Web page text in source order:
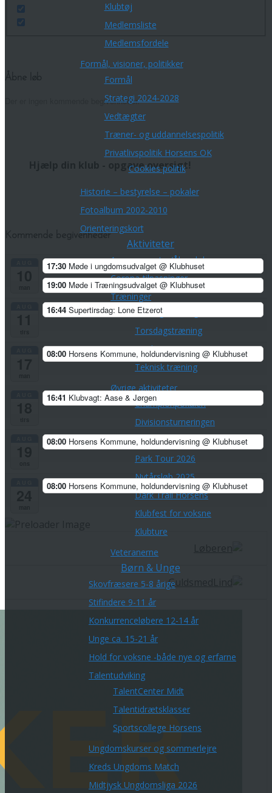
Klubtøj
Medlemsliste
Medlemsfordele
Formål, visioner, politikker
Formål
Strategi 2024-2028
Vedtægter
Træner- og uddannelsespolitik
Privatlivspolitik Horsens OK
Cookies politik
Historie – bestyrelse – pokaler
Fotoalbum 2002-2010
Orienteringskort
Aktiviteter
Arrangementer/Åbne løb
Corona-tilpasninger
Træninger
Tirsdagstræning
Torsdagstræning
Lørdagstræning
Teknisk træning
Øvrige aktiviteter
Championpokalen
Divisionsturneringen
Klubmesterskaber
Park Tour 2026
Nytårsløb 2025
Dark Trail Horsens
Klubfest for voksne
Klubture
Veteranerne
Børn & Unge
Skovfræsere 5-8 årige
Stifindere 9-11 år
Konkurrenceløbere 12-14 år
Unge ca. 15-21 år
Hold for voksne -både nye og erfarne
Talentudviking
TalentCenter Midt
Talentidrætsklasser
Sportscollege Horsens
Ungdomskurser og sommerlejre
Kreds Ungdoms Match
Midtjysk Ungdomsliga 2026
Der er ingen kommende begivenheder.
Hjælp din klub - opgave oversigt!
Kommende begivenheder
17:30 Møde i ungdomsudvalget @ Klubhuset
19:00 Møde i Træningsudvalget @ Klubhuset
16:44 Supertirsdag: Lone Etzerot
08:00 Horsens Kommune, holdundervisning @ Klubhuset
16:41 Klubvagt: Aase & Jørgen
08:00 Horsens Kommune, holdundervisning @ Klubhuset
08:00 Horsens Kommune, holdundervisning @ Klubhuset